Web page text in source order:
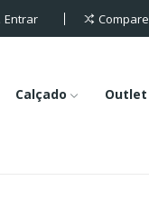
Entrar Compare
Calçado Outlet